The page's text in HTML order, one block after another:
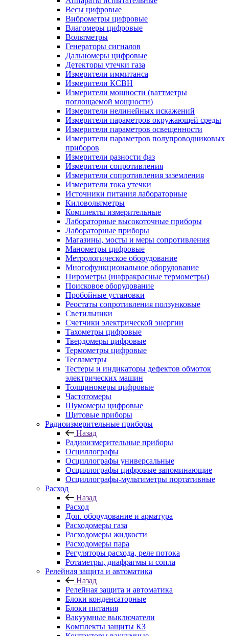
Весы цифровые
Виброметры цифровые
Влагомеры цифровые
Вольтметры
Генераторы сигналов
Дальномеры цифровые
Детекторы утечки газа
Измерители иммитанса
Измерители КСВН
Измерители мощности (ваттметры
поглощаемой мощности)
Измерители нелинейных искажений
Измерители параметров окружающей среды
Измерители параметров освещенности
Измерители параметров полупроводниковых
приборов
Измерители разности фаз
Измерители сопротивления
Измерители сопротивления заземления
Измерители тока утечки
Источники питания лабораторные
Киловольтметры
Комплекты измерительные
Лабораторные высокоточные приборы
Лабораторные приборы
Магазины, мосты и меры сопротивления
Манометры цифровые
Метрологическое оборудование
Многофункциональное оборудование
Пирометры (инфракрасные термометры)
Поисковое оборудование
Пробойные установки
Реостаты сопротивления ползунковые
Светильники
Счетчики электрической энергии
Тахометры цифровые
Твердомеры цифровые
Термометры цифровые
Тесламетры
Тестеры и индикаторы дефектов обмоток
электрических машин
Толщиномеры цифровые
Частотомеры
Шумомеры цифровые
Щитовые приборы
Радиоизмерительные приборы
Назад
Радиоизмерительные приборы
Осциллографы
Осциллографы универсальные
Осциллографы цифровые запоминающие
Осциллографы-мультиметры портативные
Расход
Назад
Расход
Доп. оборудование и арматура
Расходомеры газа
Расходомеры жидкости
Расходомеры пара
Регуляторы расхода, реле потока
Ротаметры, диафрагмы и сопла
Релейная защита и автоматика
Назад
Релейная защита и автоматика
Блоки конденсаторные
Блоки питания
Вакуумные выключатели
Комплекты защиты КЗ